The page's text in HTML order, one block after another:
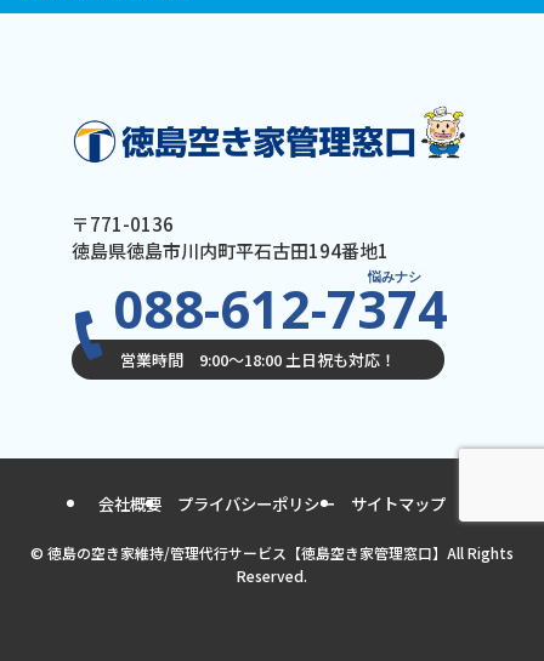
〒771-0136
徳島県徳島市川内町平石古田194番地1
悩みナシ
088-612-7374
営業時間 9:00〜18:00 土日祝も対応！
会社概要 プライバシーポリシー サイトマップ
© 徳島の空き家維持/管理代行サービス【徳島空き家管理窓口】All Rights
Reserved.